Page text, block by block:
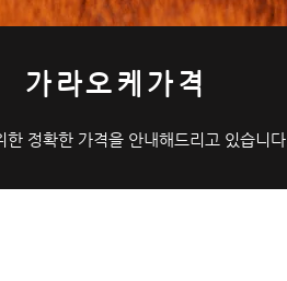
가라오케가격
한 정확한 가격을 안내해드리고 있습니다.